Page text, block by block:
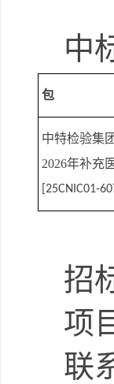
中
包
中特检验集
2026年补充
[25CNIC01-
招
项
联